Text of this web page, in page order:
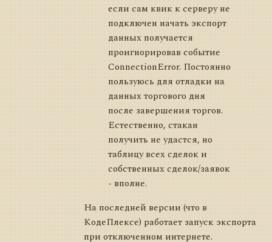
если сам квик к серверу не
подключен начать экспорт
данных получается
проигнорировав событие
ConnectionError. Постоянно
пользуюсь для отладки на
данных торгового дня
после завершения торгов.
Естественно, стакан
получить не удастся, но
таблицу всех сделок и
собственных сделок/заявок
- вполне.
На последней версии (что в
КодеПлексе) работает запуск экспорта
при отключенном интернете.